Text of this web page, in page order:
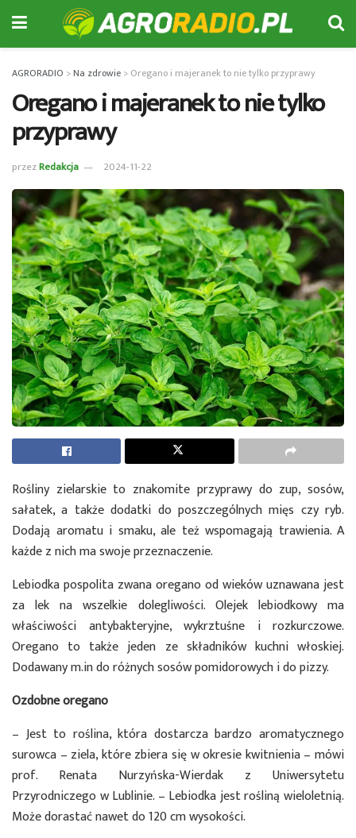
AGRORADIO >Na zdrowie > Oregano i majeranek to nie tylko przyprawy
Oregano i majeranek to nie tylko
przyprawy
przezRedakcja 2024-11-22
Rośliny zielarskie to znakomite przyprawy do zup, sosów,
sałatek, a także dodatki do poszczególnych mięs czy ryb.
Dodają aromatu i smaku, ale też wspomagają trawienia. A
każde z nich ma swoje przeznaczenie.
Lebiodka pospolita zwana oregano od wieków uznawana jest
za lek na wszelkie dolegliwości. Olejek lebiodkowy ma
właściwości antybakteryjne, wykrztuśne i rozkurczowe.
Oregano to także jeden ze składników kuchni włoskiej.
Dodawany m.in do różnych sosów pomidorowych i do pizzy.
Ozdobne oregano
– Jest to roślina, która dostarcza bardzo aromatycznego
surowca – ziela, które zbiera się w okresie kwitnienia – mówi
prof. Renata Nurzyńska-Wierdak z Uniwersytetu
Przyrodniczego w Lublinie. – Lebiodka jest rośliną wieloletnią.
Może dorastać nawet do 120 cm wysokości.